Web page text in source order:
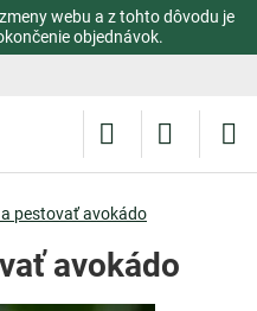
webu a z tohto dôvodu je
objednávok.
pestovať avokádo
avokádo